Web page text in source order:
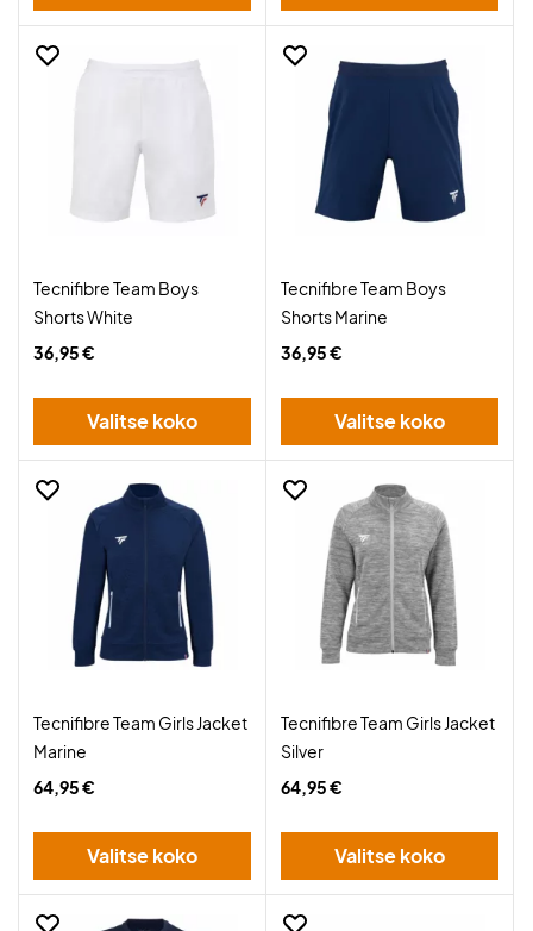
Tecnifibre Team Boys
Shorts White
36,95 €
Valitse koko
Tecnifibre Team Boys
Shorts Marine
36,95 €
Valitse koko
Tecnifibre Team Girls Jacket
Marine
64,95 €
Valitse koko
Tecnifibre Team Girls Jacket
Silver
64,95 €
Valitse koko